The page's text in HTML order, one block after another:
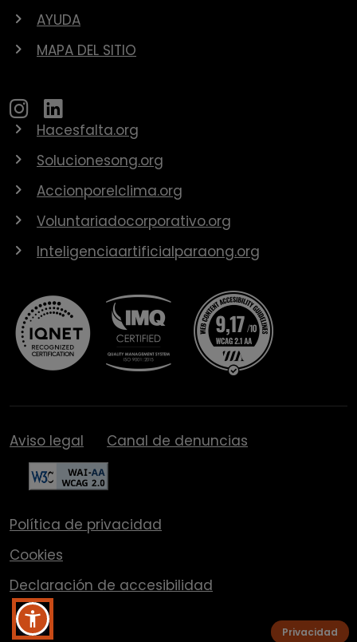
AYUDA
MAPA DEL SITIO
Hacesfalta.org
Solucionesong.org
Accionporelclima.org
Voluntariadocorporativo.org
Inteligenciaartificialparaong.org
Aviso legal Canal de denuncias
Política de privacidad
Cookies
Declaración de accesibilidad
Privacidad